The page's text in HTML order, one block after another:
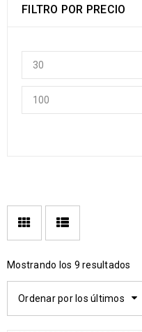
FILTRO POR PRECIO
Mostrando los 9 resultados
Ordenar por los últimos